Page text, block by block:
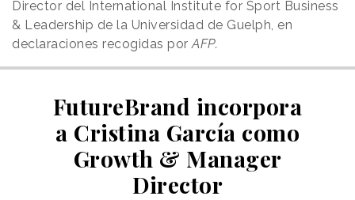
Director del International Institute for Sport Business
& Leadership de la Universidad de Guelph, en
declaraciones recogidas porAFP.
FutureBrand incorpora
a Cristina García como
Growth & Manager
Director